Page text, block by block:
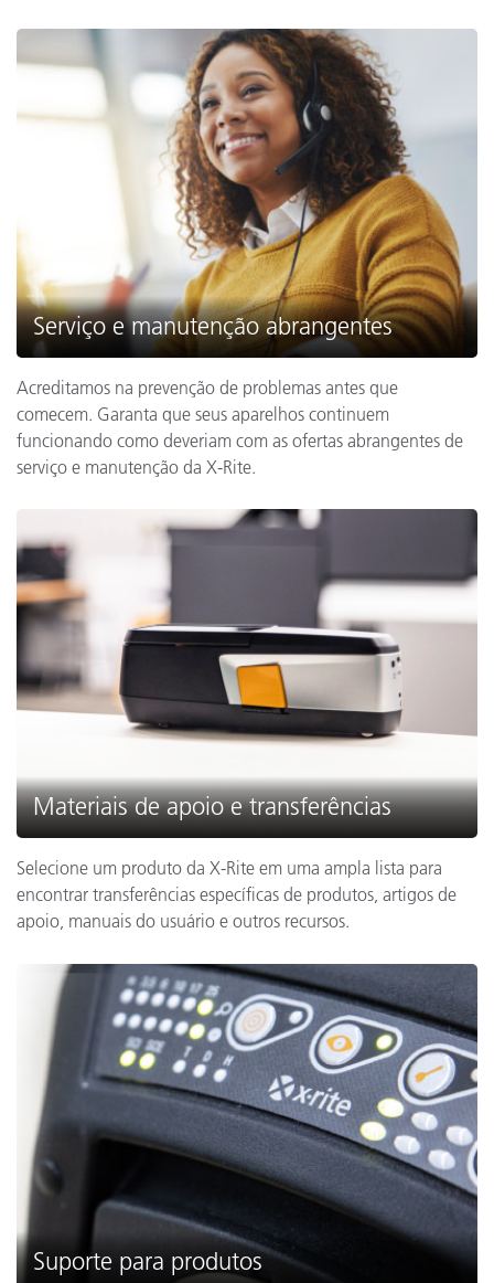
Serviço e manutenção abrangentes
Acreditamos na prevenção de problemas antes que
comecem. Garanta que seus aparelhos continuem
funcionando como deveriam com as ofertas abrangentes de
serviço e manutenção da X-Rite.
Materiais de apoio e transferências
Selecione um produto da X-Rite em uma ampla lista para
encontrar transferências específicas de produtos, artigos de
apoio, manuais do usuário e outros recursos.
Suporte para produtos